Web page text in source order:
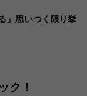
」思いつく限り挙
ク！